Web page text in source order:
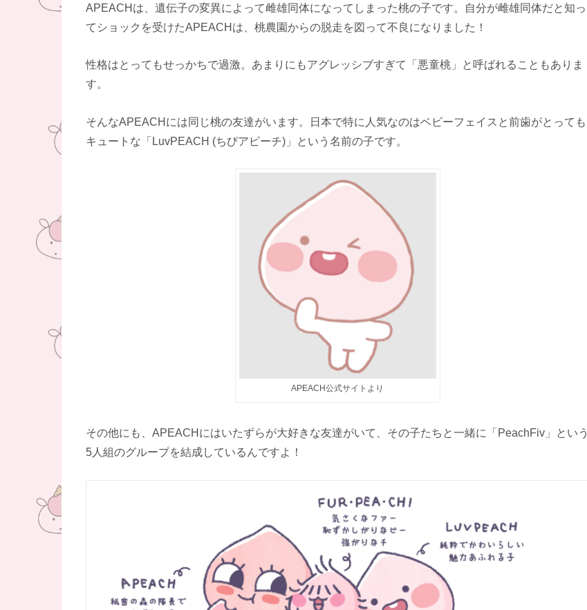
APEACHは、遺伝子の変異によって雌雄同体になってしまった桃の子です。自分が雌雄同体だと知っ
てショックを受けたAPEACHは、桃農園からの脱走を図って不良になりました！
性格はとってもせっかちで過激。あまりにもアグレッシブすぎて「悪童桃」と呼ばれることもありま
す。
そんなAPEACHには同じ桃の友達がいます。日本で特に人気なのはベビーフェイスと前歯がとっても
キュートな「LuvPEACH (ちびアピーチ)」という名前の子です。
APEACH公式サイトより
その他にも、APEACHにはいたずらが大好きな友達がいて、その子たちと一緒に「PeachFiv」という
5人組のグループを結成しているんですよ！